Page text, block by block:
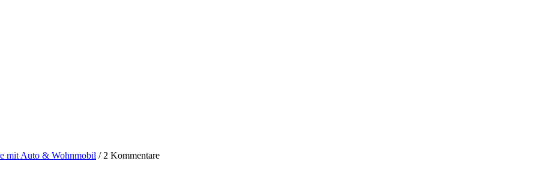
mit Auto & Wohnmobil / 2 Kommentare